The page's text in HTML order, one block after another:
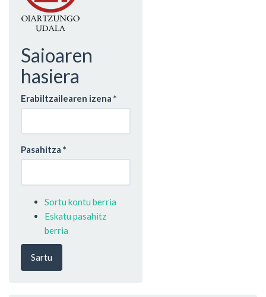
Saioaren
hasiera
Erabiltzailearen izena *
Pasahitza *
Sortu kontu berria
Eskatu pasahitz
berria
Sartu